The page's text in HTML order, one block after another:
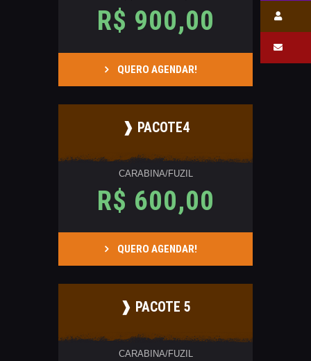
R$ 900,00
QUERO AGENDAR!
❱ PACOTE4
CARABINA/FUZIL
R$ 600,00
QUERO AGENDAR!
❱ PACOTE 5
CARABINA/FUZIL